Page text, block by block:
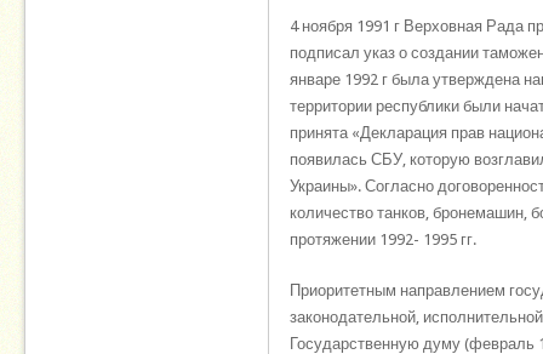
4 ноября 1991 г Верховная Рада
подписал указ о создании
январе 1992 г была утверждена
территории республики были
принята «Декларация прав
появилась СБУ, которую
Украины». Согласно
количество танков, бронемашин,
протяжении 1992- 1995 гг.
Приоритетным направлением
законодательной,
Государственную думу (февраль